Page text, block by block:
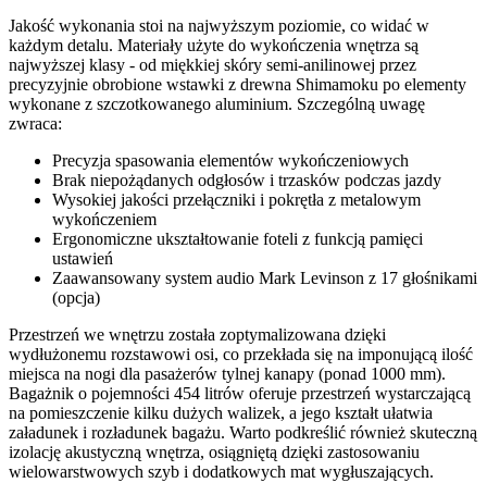
Jakość wykonania stoi na najwyższym poziomie, co widać w
każdym detalu. Materiały użyte do wykończenia wnętrza są
najwyższej klasy - od miękkiej skóry semi-anilinowej przez
precyzyjnie obrobione wstawki z drewna Shimamoku po elementy
wykonane z szczotkowanego aluminium. Szczególną uwagę
zwraca:
Precyzja spasowania elementów wykończeniowych
Brak niepożądanych odgłosów i trzasków podczas jazdy
Wysokiej jakości przełączniki i pokrętła z metalowym
wykończeniem
Ergonomiczne ukształtowanie foteli z funkcją pamięci
ustawień
Zaawansowany system audio Mark Levinson z 17 głośnikami
(opcja)
Przestrzeń we wnętrzu została zoptymalizowana dzięki
wydłużonemu rozstawowi osi, co przekłada się na imponującą ilość
miejsca na nogi dla pasażerów tylnej kanapy (ponad 1000 mm).
Bagażnik o pojemności 454 litrów oferuje przestrzeń wystarczającą
na pomieszczenie kilku dużych walizek, a jego kształt ułatwia
załadunek i rozładunek bagażu. Warto podkreślić również skuteczną
izolację akustyczną wnętrza, osiągniętą dzięki zastosowaniu
wielowarstwowych szyb i dodatkowych mat wygłuszających.